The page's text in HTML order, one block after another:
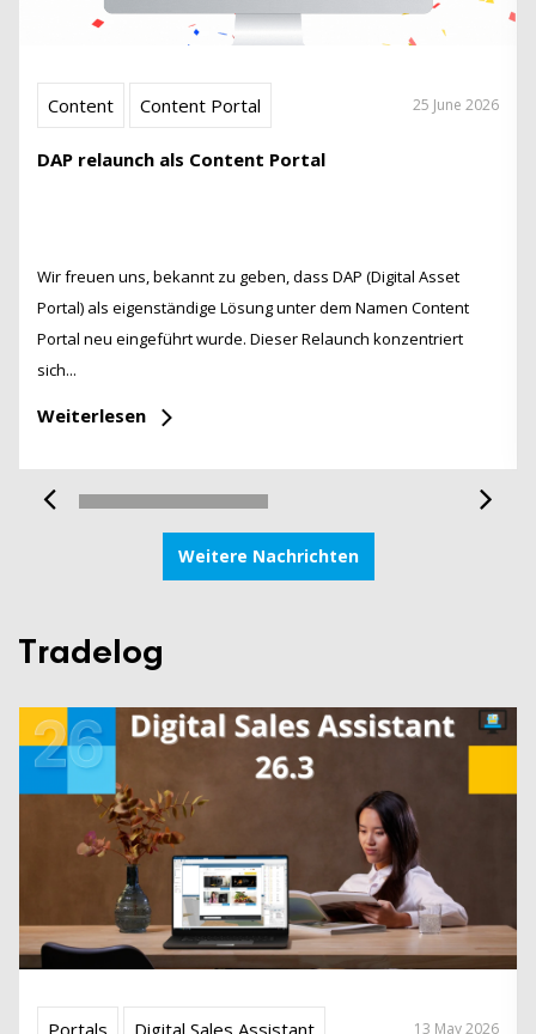
Content Content Portal 25 June 2026
DAP relaunch als Content Portal
Wir freuen uns, bekannt zu geben, dass DAP (Digital Asset
Portal) als eigenständige Lösung unter dem Namen Content
Portal neu eingeführt wurde. Dieser Relaunch konzentriert
sich...
Weiterlesen
Weitere Nachrichten
Tradelog
Portals Digital Sales Assistant 13 May 2026